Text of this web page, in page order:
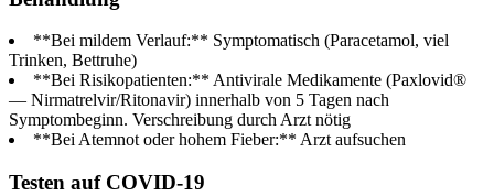
**Bei mildem Verlauf:** Symptomatisch (Paracetamol, viel
Trinken, Bettruhe)
**Bei Risikopatienten:** Antivirale Medikamente (Paxlovid®
— Nirmatrelvir/Ritonavir) innerhalb von 5 Tagen nach
Symptombeginn. Verschreibung durch Arzt nötig
**Bei Atemnot oder hohem Fieber:** Arzt aufsuchen
Testen auf COVID-19